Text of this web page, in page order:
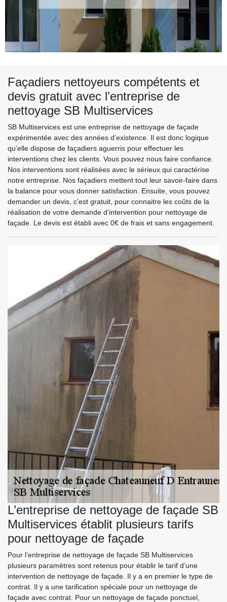
Façadiers nettoyeurs compétents et
devis gratuit avec l’entreprise de
nettoyage SB Multiservices
SB Multiservices est une entreprise de nettoyage de façade
expérimentée avec des années d’existence. Il est donc logique
qu’elle dispose de façadiers aguerris pour effectuer les
interventions chez les clients. Vous pouvez nous faire confiance.
Nos interventions sont réalisées avec le sérieux qui caractérise
notre entreprise. Nos façadiers mettent tout leur savoir-faire dans
la balance pour vous donner satisfaction. Ensuite, vous pouvez
demander un devis, c’est gratuit, pour connaitre les coûts de la
réalisation de votre demande d’intervention pour nettoyage de
façade. Le devis est établi avec 0€ de frais et sans engagement.
L’entreprise de nettoyage de façade SB
Multiservices établit plusieurs tarifs
pour nettoyage de façade
Pour l’entreprise de nettoyage de façade SB Multiservices
plusieurs paramètres sont retenus pour établir le tarif d’une
intervention de nettoyage de façade. Il y a en premier le type de
contrat. Il y a une tarification spéciale pour un nettoyage de
façade avec contrat. Pour un nettoyage de façade ponctuel,